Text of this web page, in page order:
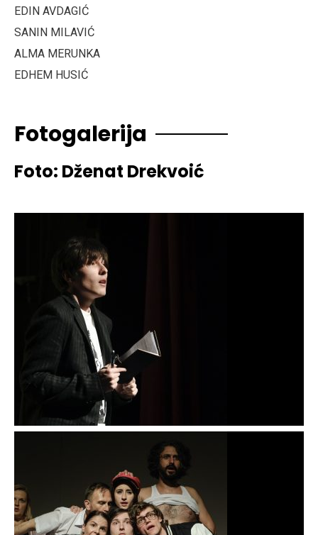
EDIN AVDAGIĆ
SANIN MILAVIĆ
ALMA MERUNKA
EDHEM HUSIĆ
Fotogalerija
Foto: Dženat Drekvoić